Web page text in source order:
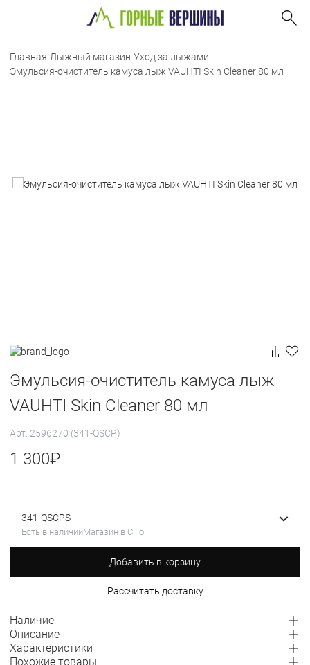
Главная-Лыжный магазин-Уход за лыжами-
Эмульсия-очиститель камуса лыж VAUHTI Skin Cleaner 80 мл
Эмульсия-очиститель камуса лыж
VAUHTI Skin Cleaner 80 мл
Арт: 2596270 (341-QSCP)
1 300₽
341-QSCPS
Есть в наличииМагазин в СПб
Добавить в корзину
Рассчитать доставку
Наличие
Описание
Характеристики
Похожие товары